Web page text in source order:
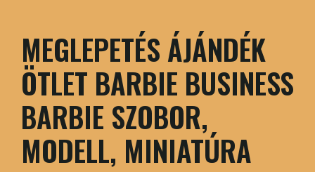
MEGLEPETÉS ÁJÁNDÉK
ÖTLET BARBIE BUSINESS
BARBIE SZOBOR,
MODELL, MINIATÚRA